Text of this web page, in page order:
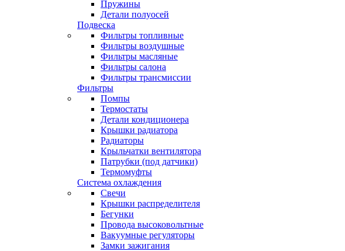
Пружины
Детали полуосей
Подвеска
Фильтры топливные
Фильтры воздушные
Фильтры масляные
Фильтры салона
Фильтры трансмиссии
Фильтры
Помпы
Термостаты
Детали кондиционера
Крышки радиатора
Радиаторы
Крыльчатки вентилятора
Патрубки (под датчики)
Термомуфты
Система охлаждения
Свечи
Крышки распределителя
Бегунки
Провода высоковольтные
Вакуумные регуляторы
Замки зажигания